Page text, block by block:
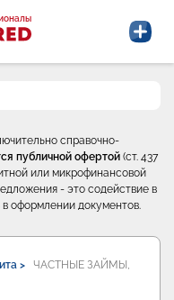
справочно-
публичной офертой (ст. 437
или микрофинансовой
- это содействие в
оформлении документов.
>
ЧАСТНЫЕ ЗАЙМЫ,